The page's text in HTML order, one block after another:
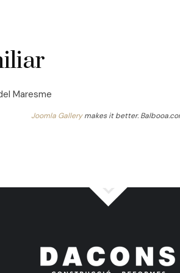
Maresme
Joomla Gallerymakes it better.